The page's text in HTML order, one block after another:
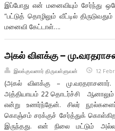
இப்போது என் மனைவியும் சேர்ந்து
“பட்டுத் தொழிலும் வீட்டில்
மனைவி கேட்டாள்….
அகல் விளக்கு –
இலக்குவனார் திருவள்ளுவன் 12
(அகல் விளக்கு –
அத்தியாயம் 22 தொடர்ச்சி ஆனாலும்
என்று உணர்ந்தேன். சிலர்
கொஞ்சம் சரக்குச் சேர்த்துக்
இருந்தது. என் நிலை மட்டும்